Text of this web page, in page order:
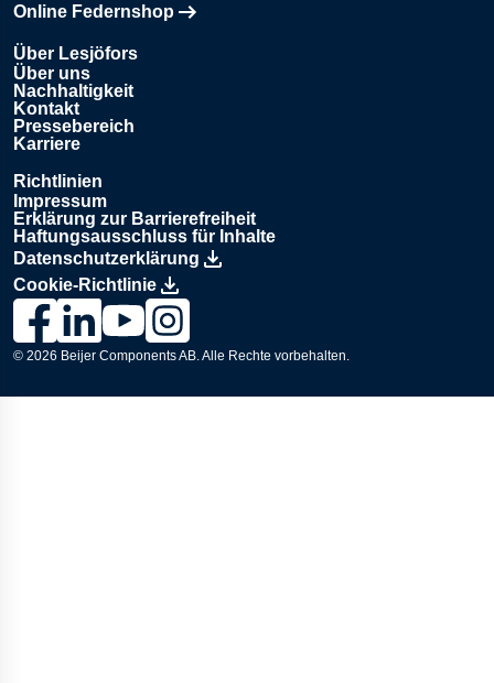
Online Federnshop
Öffnet in einem neuen Tab
Über Lesjöfors
Über uns
Nachhaltigkeit
Kontakt
Pressebereich
Karriere
Richtlinien
Impressum
Erklärung zur Barrierefreiheit
Haftungsausschluss für Inhalte
Datenschutzerklärung
Cookie-Richtlinie
Link zur Lesjöfors-Seite auf Facebook., Opens in a new
Link zur Lesjöfors-Seite auf LinkedIn., Opens in a new
Link zum Lesjöfors-Kanal auf YouTube., Opens
Link zur Lesjöfors-Seite auf Instagram.,
© 2026 Beijer Components AB. Alle Rechte vorbehalten.